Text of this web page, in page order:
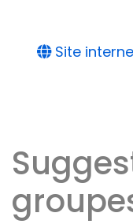
Site